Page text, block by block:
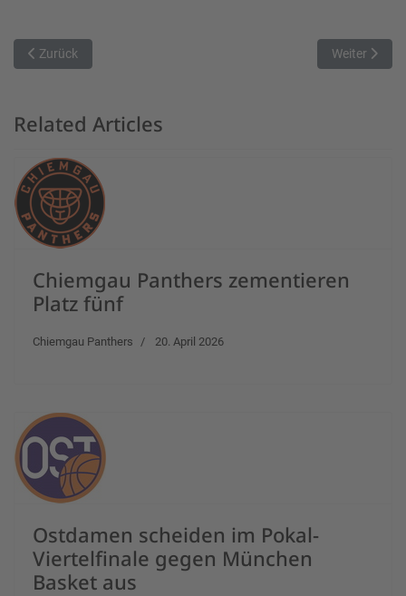
Vorheriger Beitrag: Erstes Heimspiel im neuen Jahr für die Mädels
Zurück Nächster
Weiter
Related Articles
Chiemgau Panthers zementieren
Platz fünf
Chiemgau Panthers 20. April 2026
Ostdamen scheiden im Pokal-
Viertelfinale gegen München
Basket aus